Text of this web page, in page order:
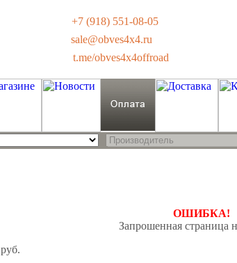
+7 (918) 551-08-05
sale@obves4x4.ru
t.me/obves4x4offroad
ОШИБКА!
Запрошенная страница
руб.